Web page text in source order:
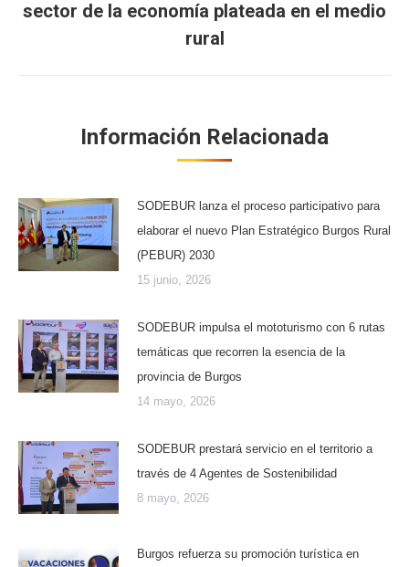
Publicación
siguiente:
sector de la economía plateada en el medio
rural
Información Relacionada
SODEBUR lanza el proceso participativo para
elaborar el nuevo Plan Estratégico Burgos Rural
(PEBUR) 2030
15 junio, 2026
SODEBUR impulsa el mototurismo con 6 rutas
temáticas que recorren la esencia de la
provincia de Burgos
14 mayo, 2026
SODEBUR prestará servicio en el territorio a
través de 4 Agentes de Sostenibilidad
8 mayo, 2026
Burgos refuerza su promoción turística en